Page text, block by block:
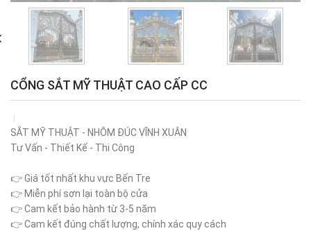
CỔNG SẮT MỸ THUẬT CAO CẤP CC
SẮT MỸ THUẬT - NHÔM ĐÚC VĨNH XUÂN
Tư Vấn - Thiết Kế - Thi Công
👉 Giá tốt nhất khu vực Bến Tre
👉 Miễn phí sơn lại toàn bộ cửa
👉 Cam kết bảo hành từ 3-5 năm
👉 Cam kết đúng chất lượng, chính xác quy cách